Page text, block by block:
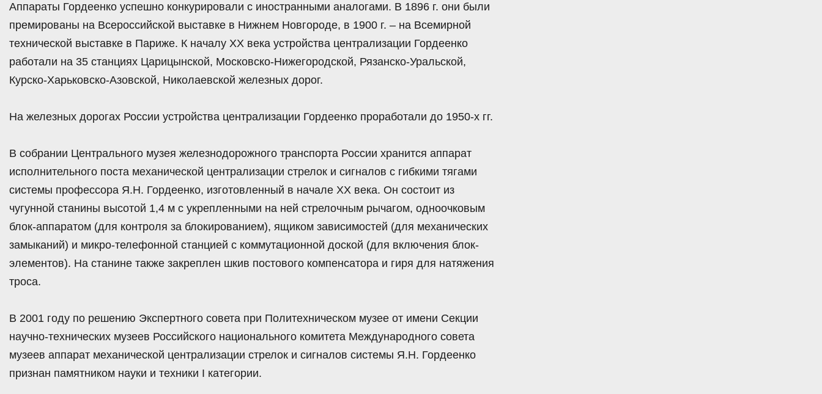
Аппараты Гордеенко успешно конкурировали с иностранными аналогами. В 1896 г. они были
премированы на Всероссийской выставке в Нижнем Новгороде, в 1900 г. – на Всемирной
технической выставке в Париже. К началу XX века устройства централизации Гордеенко
работали на 35 станциях Царицынской, Московско-Нижегородской, Рязанско-Уральской,
Курско-Харьковско-Азовской, Николаевской железных дорог.
На железных дорогах России устройства централизации Гордеенко проработали до 1950-х гг.
В собрании Центрального музея железнодорожного транспорта России хранится аппарат
исполнительного поста механической централизации стрелок и сигналов с гибкими тягами
системы профессора Я.Н. Гордеенко, изготовленный в начале XX века. Он состоит из
чугунной станины высотой 1,4 м с укрепленными на ней стрелочным рычагом, одноочковым
блок-аппаратом (для контроля за блокированием), ящиком зависимостей (для механических
замыканий) и микро-телефонной станцией с коммутационной доской (для включения блок-
элементов). На станине также закреплен шкив постового компенсатора и гиря для натяжения
троса.
В 2001 году по решению Экспертного совета при Политехническом музее от имени Секции
научно-технических музеев Российского национального комитета Международного совета
музеев аппарат механической централизации стрелок и сигналов системы Я.Н. Гордеенко
признан памятником науки и техники I категории.